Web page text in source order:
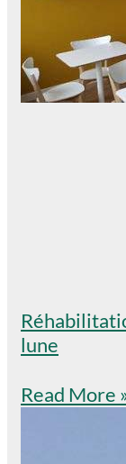
lune
Read More